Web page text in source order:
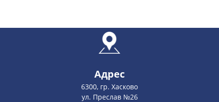
Адрес
6300, гр. Хасково
ул. Преслав №26